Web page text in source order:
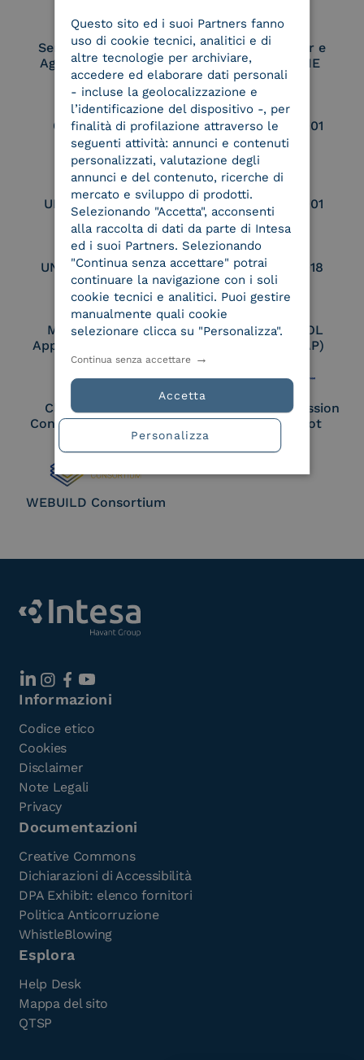
Service Provider e
Aggregatore SPID
Service Provider e
Aggregatore CIE
Conservatore
qualificato
UNI EN ISO 37001
UNI EN ISO 9001 UNI EN ISO 27001
UNI EN ISO 27017 UNI EN ISO 27018
Membro Adobe
Approved Trust List
Certified PEPPOL
Access Point (AP)
Cloud Signature
Consortium Member
European Commission
Large Scale Pilot
WEBUILD Consortium
Informazioni
Codice etico
Cookies
Disclaimer
Note Legali
Privacy
Documentazioni
Creative Commons
Dichiarazioni di Accessibilità
DPA Exhibit: elenco fornitori
Politica Anticorruzione
WhistleBlowing
Esplora
Help Desk
Mappa del sito
QTSP
ITALIAN
Questo sito ed i suoi Partners fanno
uso di cookie tecnici, analitici e di
altre tecnologie per archiviare,
accedere ed elaborare dati personali
- incluse la geolocalizzazione e
l’identificazione del dispositivo -, per
finalità di profilazione attraverso le
seguenti attività: annunci e contenuti
personalizzati, valutazione degli
annunci e del contenuto, ricerche di
mercato e sviluppo di prodotti.
Selezionando "Accetta", acconsenti
alla raccolta di dati da parte di Intesa
ed i suoi Partners. Selezionando
"Continua senza accettare" potrai
continuare la navigazione con i soli
cookie tecnici e analitici. Puoi gestire
manualmente quali cookie
selezionare clicca su "Personalizza".
Accetta
Continua senza accettare
Personalizza